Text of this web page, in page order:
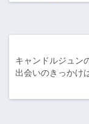
キャンドルジュン
出会いのきっかけ